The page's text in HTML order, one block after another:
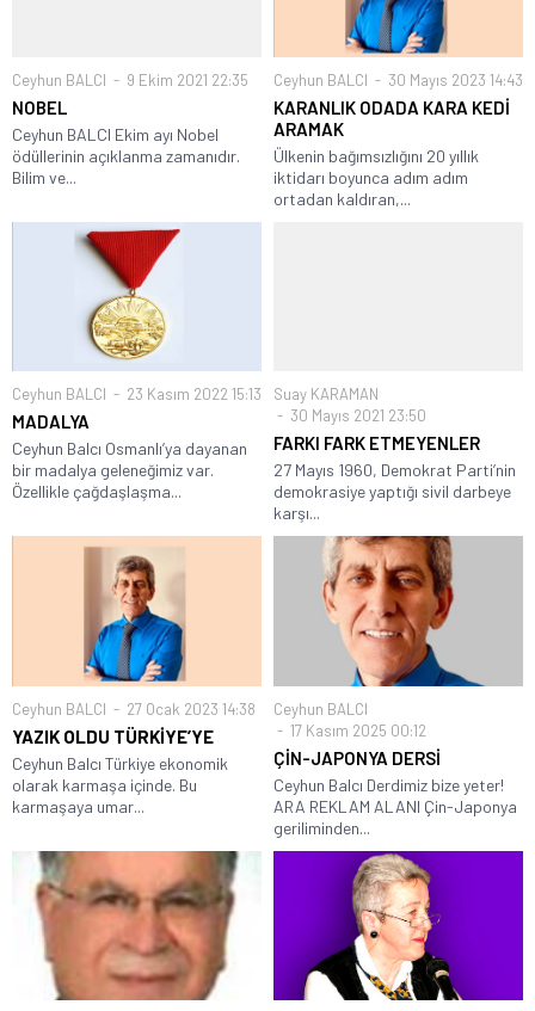
Ceyhun BALCI 9 Ekim 2021 22:35
NOBEL
Ceyhun BALCI Ekim ayı Nobel
ödüllerinin açıklanma zamanıdır.
Bilim ve...
Ceyhun BALCI 30 Mayıs 2023 14:43
KARANLIK ODADA KARA KEDİ
ARAMAK
Ülkenin bağımsızlığını 20 yıllık
iktidarı boyunca adım adım
ortadan kaldıran,...
Ceyhun BALCI 23 Kasım 2022 15:13
MADALYA
Ceyhun Balcı Osmanlı’ya dayanan
bir madalya geleneğimiz var.
Özellikle çağdaşlaşma...
Suay KARAMAN
30 Mayıs 2021 23:50
FARKI FARK ETMEYENLER
27 Mayıs 1960, Demokrat Parti’nin
demokrasiye yaptığı sivil darbeye
karşı...
Ceyhun BALCI 27 Ocak 2023 14:38
YAZIK OLDU TÜRKİYE’YE
Ceyhun Balcı Türkiye ekonomik
olarak karmaşa içinde. Bu
karmaşaya umar...
Ceyhun BALCI
17 Kasım 2025 00:12
ÇİN-JAPONYA DERSİ
Ceyhun Balcı Derdimiz bize yeter!
ARA REKLAM ALANI Çin-Japonya
geriliminden...